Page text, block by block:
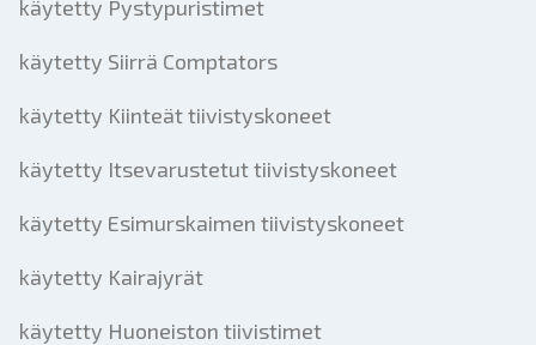
käytetty Pystypuristimet
käytetty Siirrä Comptators
käytetty Kiinteät tiivistyskoneet
käytetty Itsevarustetut tiivistyskoneet
käytetty Esimurskaimen tiivistyskoneet
käytetty Kairajyrät
käytetty Huoneiston tiivistimet